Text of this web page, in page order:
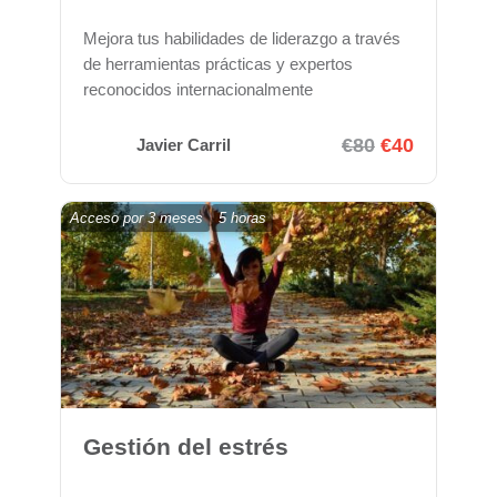
Mejora tus habilidades de liderazgo a través
de herramientas prácticas y expertos
reconocidos internacionalmente
Javier Carril €80 €40
Acceso por 3 meses 5 horas
Gestión del estrés